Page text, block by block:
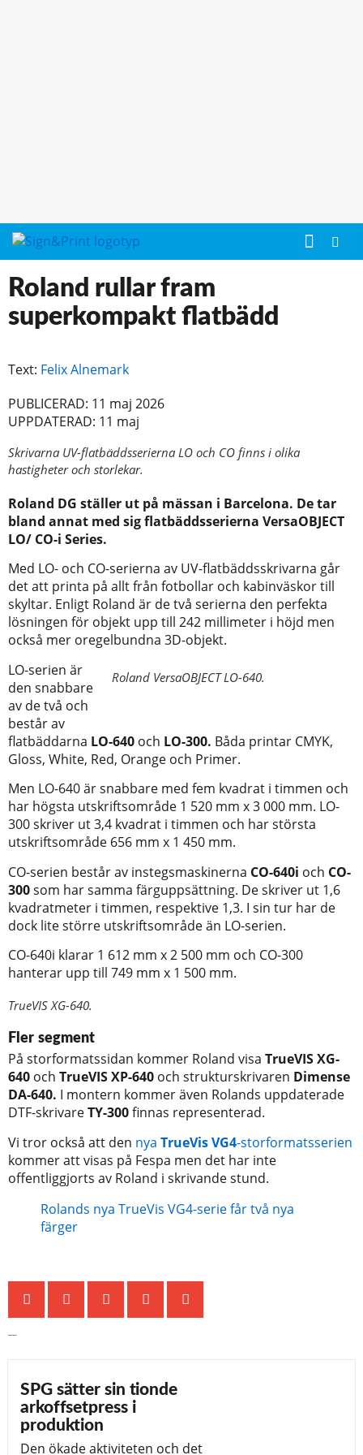
Roland rullar fram
superkompakt flatbädd
Text: Felix Alnemark
PUBLICERAD: 11 maj 2026
UPPDATERAD: 11 maj
Skrivarna UV-flatbäddsserierna LO och CO finns i olika
hastigheter och storlekar.
Roland DG ställer ut på mässan i Barcelona. De tar
bland annat med sig flatbäddsserierna VersaOBJECT
LO/ CO-i Series.
Med LO- och CO-serierna av UV-flatbäddsskrivarna går
det att printa på allt från fotbollar och kabinväskor till
skyltar. Enligt Roland är de två serierna den perfekta
lösningen för objekt upp till 242 millimeter i höjd men
också mer oregelbundna 3D-objekt.
Roland VersaOBJECT LO-640.
LO-serien är
den snabbare
av de två och
består av
flatbäddarna LO-640 och LO-300. Båda printar CMYK,
Gloss, White, Red, Orange och Primer.
Men LO-640 är snabbare med fem kvadrat i timmen och
har högsta utskriftsområde 1 520 mm x 3 000 mm. LO-
300 skriver ut 3,4 kvadrat i timmen och har största
utskriftsområde 656 mm x 1 450 mm.
CO-serien består av instegsmaskinerna CO-640i och CO-
300som har samma färguppsättning. De skriver ut 1,6
kvadratmeter i timmen, respektive 1,3. I sin tur har de
dock lite större utskriftsområde än LO-serien.
CO-640i klarar 1 612 mm x 2 500 mm och CO-300
hanterar upp till 749 mm x 1 500 mm.
TrueVIS XG-640.
Fler segment
På storformatssidan kommer Roland visa TrueVIS XG-
640 och TrueVIS XP-640 och strukturskrivaren Dimense
DA-640. I montern kommer även Rolands uppdaterade
DTF-skrivareTY-300finnas representerad.
Vi tror också att den nya TrueVis VG4-storformatsserien
kommer att visas på Fespa men det har inte
offentliggjorts av Roland i skrivande stund.
Rolands nya TrueVis VG4-serie får två nya
färger
SPG sätter sin tionde
arkoffsetpress i
produktion
Den ökade aktiviteten och det